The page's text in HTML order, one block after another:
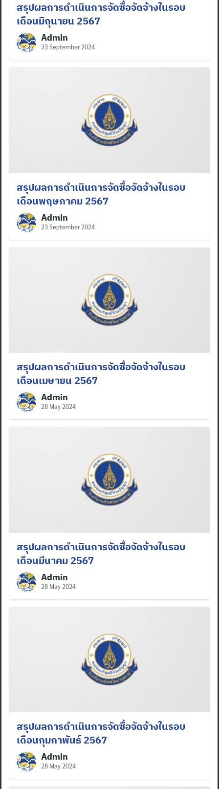
สรุปผลการดำเนินการจัดซื้อจัดจ้างในรอบ
เดือนมิถุนายน 2567
Admin
23 September 2024
สรุปผลการดำเนินการจัดซื้อจัดจ้างในรอบ
เดือนพฤษภาคม 2567
Admin
23 September 2024
สรุปผลการดำเนินการจัดซื้อจัดจ้างในรอบ
เดือนเมษายน 2567
Admin
28 May 2024
สรุปผลการดำเนินการจัดซื้อจัดจ้างในรอบ
เดือนมีนาคม 2567
Admin
28 May 2024
สรุปผลการดำเนินการจัดซื้อจัดจ้างในรอบ
เดือนกุมภาพันธ์ 2567
Admin
28 May 2024